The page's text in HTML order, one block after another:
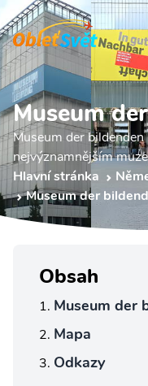
Museum
Museum der
nejvýznamnějším
Hlavní stránka
Museum der
Obsah
Museum der
Mapa
Odkazy